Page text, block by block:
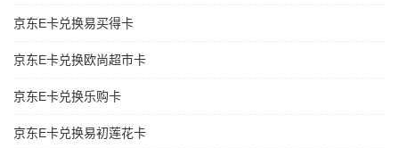
京东E卡兑换易买得卡
京东E卡兑换欧尚超市卡
京东E卡兑换乐购卡
京东E卡兑换易初莲花卡